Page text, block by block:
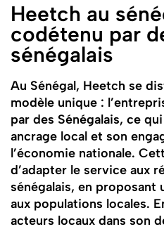
Heetch au
codétenu par
sénégalais
Au Sénégal, Heetch se
modèle unique :
par des Sénégalais, ce
ancrage local et son
l’économie nationale.
d’adapter le service aux
sénégalais, en proposant
aux populations locales.
acteurs locaux dans son